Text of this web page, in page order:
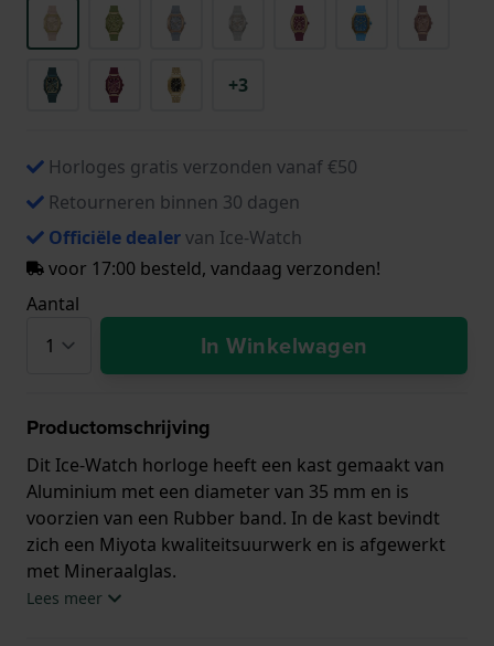
+3
Horloges gratis verzonden vanaf €50
Retourneren binnen 30 dagen
Officiële dealervan Ice-Watch
voor 17:00 besteld, vandaag verzonden!
Aantal
In Winkelwagen
Productomschrijving
Dit Ice-Watch horloge heeft een kast gemaakt van
Aluminium met een diameter van 35 mm en is
voorzien van een Rubber band. In de kast bevindt
zich een Miyota kwaliteitsuurwerk en is afgewerkt
met Mineraalglas.
Lees meer